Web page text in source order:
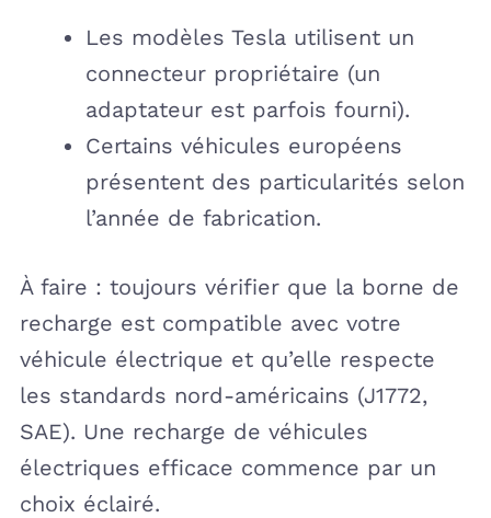
Les modèles Tesla utilisent un
connecteur propriétaire (un
adaptateur est parfois fourni).
Certains véhicules européens
présentent des particularités selon
l’année de fabrication.
À faire : toujours vérifier que la borne de
recharge est compatible avec votre
véhicule électrique et qu’elle respecte
les standards nord-américains (J1772,
SAE). Une recharge de véhicules
électriques efficace commence par un
choix éclairé.